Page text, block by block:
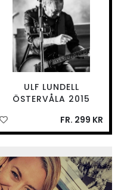
ULF LUNDELL
ÖSTERVÅLA 2015
FR. 299 KR